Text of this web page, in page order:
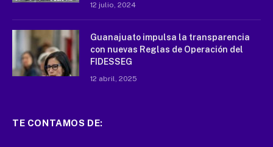
12 julio, 2024
Guanajuato impulsa la transparencia
con nuevas Reglas de Operación del
FIDESSEG
12 abril, 2025
TE CONTAMOS DE: